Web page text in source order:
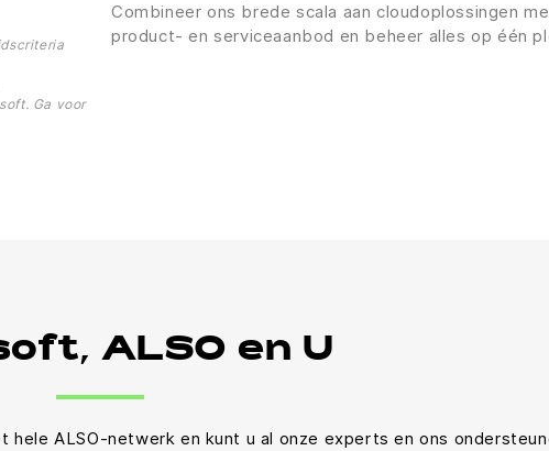
Ga voor
Combineer ons brede scala aan cloudoplossingen
product- en serviceaanbod en beheer alles op één
ALSO en U
ALSO-netwerk en kunt u al onze experts en ons